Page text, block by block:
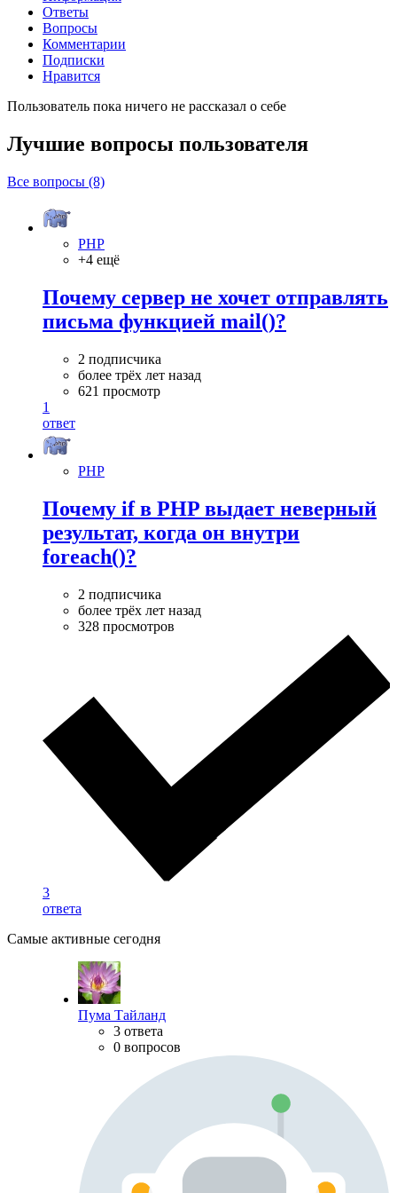
Ответы
Вопросы
Комментарии
Подписки
Нравится
Пользователь пока ничего не рассказал о себе
Лучшие вопросы пользователя
Все вопросы (8)
PHP
+4 ещё
Почему сервер не хочет отправлять
письма функцией mail()?
2 подписчика
более трёх лет назад
621 просмотр
1
ответ
PHP
Почему if в PHP выдает неверный
результат, когда он внутри
foreach()?
2 подписчика
более трёх лет назад
328 просмотров
3
ответа
Самые активные сегодня
Пума Тайланд
3 ответа
0 вопросов